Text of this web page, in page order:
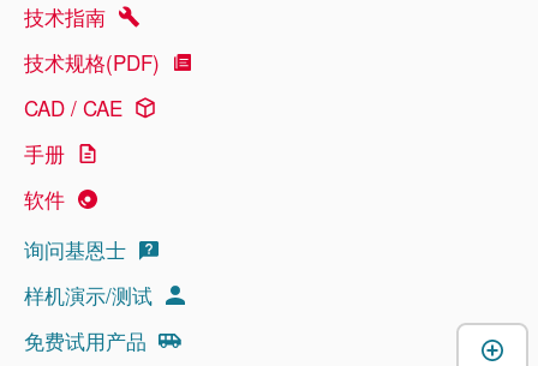
技术指南
技术规格(PDF)
CAD / CAE
手册
软件
询问基恩士
样机演示/测试
免费试用产品